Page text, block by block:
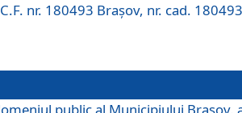
nr. 180493 Brașov, nr. cad.